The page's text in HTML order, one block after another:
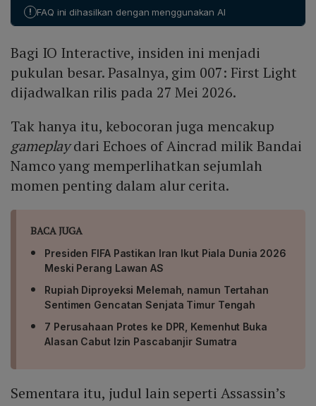
pra‑rilis, potensi kerugian pemasaran, dan penurunan
kepercayaan publik.
jawaban resmi kepada Katadata.co.id, namun berjanji
kebocoran tersebut.
! FAQ ini dihasilkan dengan menggunakan AI
Bagi IO Interactive, insiden ini menjadi
pukulan besar. Pasalnya, gim 007: First Light
dijadwalkan rilis pada 27 Mei 2026.
Tak hanya itu, kebocoran juga mencakup
gameplaydari Echoes of Aincrad milik Bandai
Namco yang memperlihatkan sejumlah
momen penting dalam alur cerita.
BACA JUGA
Presiden FIFA Pastikan Iran Ikut Piala Dunia 2026
Meski Perang Lawan AS
Rupiah Diproyeksi Melemah, namun Tertahan
Sentimen Gencatan Senjata Timur Tengah
7 Perusahaan Protes ke DPR, Kemenhut Buka
Alasan Cabut Izin Pascabanjir Sumatra
Sementara itu, judul lain seperti Assassin’s